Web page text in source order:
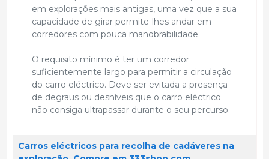
em explorações mais antigas, uma vez que a sua
capacidade de girar permite-lhes andar em
corredores com pouca manobrabilidade.
O requisito mínimo é ter um corredor
suficientemente largo para permitir a circulação
do carro eléctrico. Deve ser evitada a presença
de degraus ou desníveis que o carro eléctrico
não consiga ultrapassar durante o seu percurso.
Carros eléctricos para recolha de cadáveres na